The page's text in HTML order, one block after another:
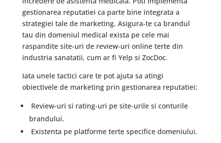
gestionarea reputatiei ca parte bine integrata a
strategiei tale de marketing. Asigura-te ca brandul
tau din domeniul medical exista pe cele mai
raspandite site-uri de review-uri online terte din
industria sanatatii, cum ar fi Yelp si ZocDoc.
Iata unele tactici care te pot ajuta sa atingi
obiectivele de marketing prin gestionarea reputatiei:
Review-uri si rating-uri pe site-urile si conturile
brandului.
Existenta pe platforme terte specifice domeniului.